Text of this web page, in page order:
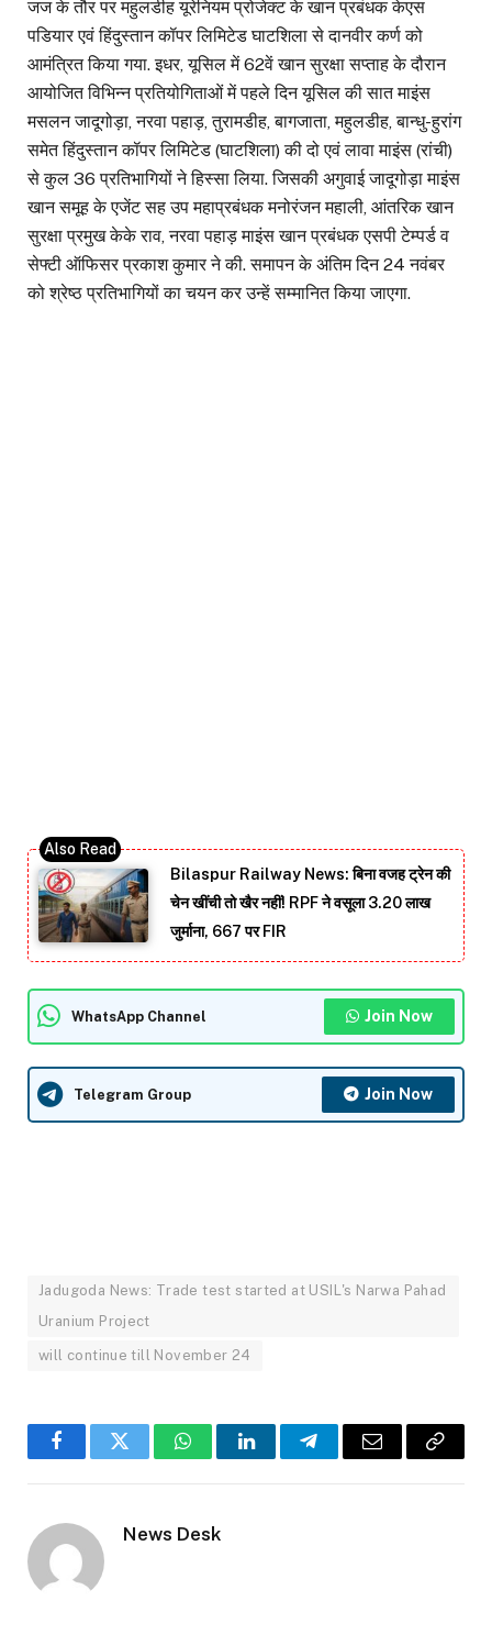
जज के तौर पर महुलडीह यूरेनियम प्रोजेक्ट के खान प्रबंधक केएस
पडियार एवं हिंदुस्तान कॉपर लिमिटेड घाटशिला से दानवीर कर्ण को
आमंत्रित किया गया. इधर, यूसिल में 62वें खान सुरक्षा सप्ताह के दौरान
आयोजित विभिन्न प्रतियोगिताओं में पहले दिन यूसिल की सात माइंस
मसलन जादूगोड़ा, नरवा पहाड़, तुरामडीह, बागजाता, महुलडीह, बान्धु-हुरांग
समेत हिंदुस्तान कॉपर लिमिटेड (घाटशिला) की दो एवं लावा माइंस (रांची)
से कुल 36 प्रतिभागियों ने हिस्सा लिया. जिसकी अगुवाई जादूगोड़ा माइंस
खान समूह के एजेंट सह उप महाप्रबंधक मनोरंजन महाली, आंतरिक खान
सुरक्षा प्रमुख केके राव, नरवा पहाड़ माइंस खान प्रबंधक एसपी टेम्पर्ड व
सेफ्टी ऑफिसर प्रकाश कुमार ने की. समापन के अंतिम दिन 24 नवंबर
को श्रेष्ठ प्रतिभागियों का चयन कर उन्हें सम्मानित किया जाएगा.
Bilaspur Railway News: बिना वजह ट्रेन की
चेन खींची तो खैर नहीं! RPF ने वसूला 3.20 लाख
जुर्माना, 667 पर FIR
WhatsApp Channel Join Now
Telegram Group Join Now
Jadugoda News: Trade test started at USIL's Narwa Pahad
Uranium Project
will continue till November 24
FacebookTwitter WhatsAppLinkedInTelegramEmail
Copy
News Desk